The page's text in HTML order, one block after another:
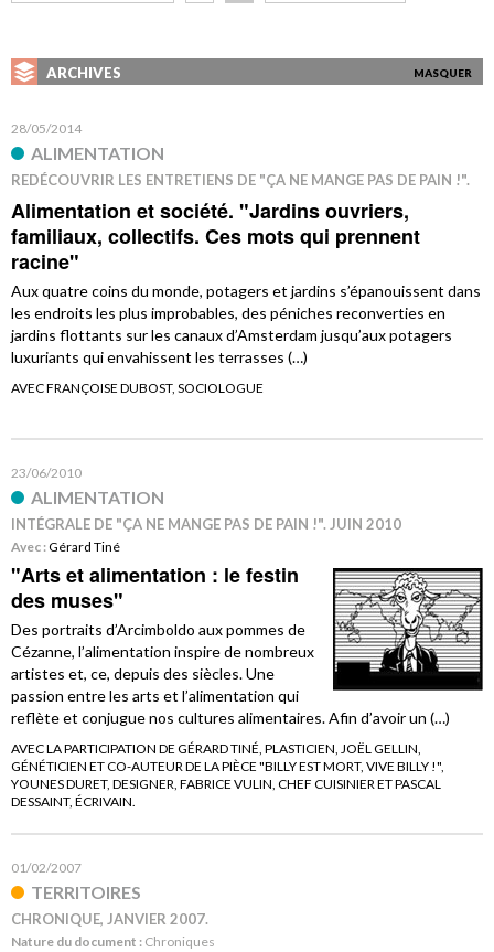
ARCHIVES MASQUER
28/05/2014
ALIMENTATION
REDÉCOUVRIR LES ENTRETIENS DE "ÇA NE MANGE PAS DE PAIN !".
Alimentation et société. "Jardins ouvriers,
familiaux, collectifs. Ces mots qui prennent
racine"
Aux quatre coins du monde, potagers et jardins s’épanouissent dans
les endroits les plus improbables, des péniches reconverties en
jardins flottants sur les canaux d’Amsterdam jusqu’aux potagers
luxuriants qui envahissent les terrasses (…)
AVEC FRANÇOISE DUBOST, SOCIOLOGUE
23/06/2010
ALIMENTATION
INTÉGRALE DE "ÇA NE MANGE PAS DE PAIN !". JUIN 2010
Avec :Gérard Tiné
"Arts et alimentation : le festin
des muses"
Des portraits d’Arcimboldo aux pommes de
Cézanne, l’alimentation inspire de nombreux
artistes et, ce, depuis des siècles. Une
passion entre les arts et l’alimentation qui
reflète et conjugue nos cultures alimentaires. Afin d’avoir un (…)
AVEC LA PARTICIPATION DE GÉRARD TINÉ, PLASTICIEN, JOËL GELLIN,
GÉNÉTICIEN ET CO-AUTEUR DE LA PIÈCE "BILLY EST MORT, VIVE BILLY !",
YOUNES DURET, DESIGNER, FABRICE VULIN, CHEF CUISINIER ET PASCAL
DESSAINT, ÉCRIVAIN.
01/02/2007
TERRITOIRES
CHRONIQUE, JANVIER 2007.
Nature du document : Chroniques